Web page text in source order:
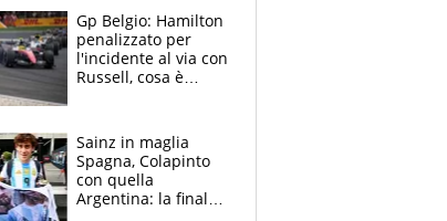
2021
Gp Belgio: Hamilton
penalizzato per
l'incidente al via con
Russell, cosa è
Sainz in maglia
Spagna, Colapinto
con quella
Argentina: la finale